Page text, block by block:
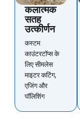
कलात्मक
सतह
उत्कीर्णन
कस्टम
काउंटरटॉप्स के
लिए सीमलेस
माइटर कटिंग,
एजिंग और
पॉलिशिंग